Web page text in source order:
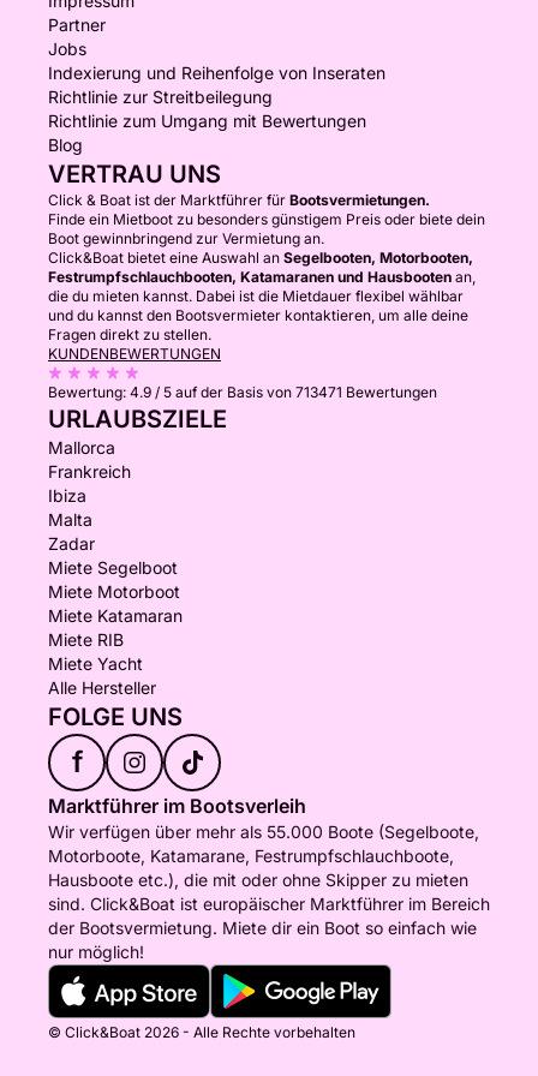
VULCAN 25-kg-Anker - 70 m 10-mm-
Limousinenkette (Klasse 40)
- Handfunkgerät (VHF)
- Elektrische Großsegelwinsch
- PIONEER Bluetooth/USB-Autoradio mit 4
Lautsprechern, davon 2 schaltbare/stummschaltbare
externe Lautsprecher im Cockpit
- 220-V- und USB-Steckdosen
- Optoma HD-Projektor (im Hafen)
AUSRÜSTUNG / SICHERHEIT:
- Elektrisches Nebelhorn
- 3D Tender Doppelrumpf-Aluminium-Beiboot mit 6
Kojen an Davits
- MERCURY EFI 15-PS-Außenbordmotor mit 25-
Liter-Kraftstofftank
- Neues Bugnetz (2023)
- Netze An Bord:
- Selbstaufblasende und Standard-Rettungswesten
- Selbstaufblasende und Standard-
Kinderrettungswesten
- Rettungsleine + Gurtzeug
- EPIRB-Notsender
- Stirnlampe
- Tragbarer Suchscheinwerfer
- Schnorchelausrüstung
OPTIONAL:
- 3 Stand-Up-Paddleboards
- Zweierkajak
- LAG Akustikgitarre
- - - - - - - - - - - - - - - - - - - - - - - - - - - - -
Partner
Jobs
Indexierung und Reihenfolge von Inseraten
Richtlinie zur Streitbeilegung
Richtlinie zum Umgang mit Bewertungen
Blog
VERTRAU UNS
Click & Boat ist der Marktführer für Bootsvermietungen.
Finde ein Mietboot zu besonders günstigem Preis oder biete dein
Boot gewinnbringend zur Vermietung an.
Click&Boat bietet eine Auswahl an Segelbooten, Motorbooten,
Festrumpfschlauchbooten, Katamaranen und Hausbooten an,
die du mieten kannst. Dabei ist die Mietdauer flexibel wählbar
und du kannst den Bootsvermieter kontaktieren, um alle deine
Fragen direkt zu stellen.
KUNDENBEWERTUNGEN
Bewertung: 4.9 / 5 auf der Basis von 713471 Bewertungen
URLAUBSZIELE
Mallorca
Frankreich
Ibiza
Malta
Zadar
Miete Segelboot
Miete Motorboot
Miete Katamaran
Miete RIB
Miete Yacht
Alle Hersteller
FOLGE UNS
f
Marktführer im Bootsverleih
Wir verfügen über mehr als 55.000 Boote (Segelboote,
Motorboote, Katamarane, Festrumpfschlauchboote,
Hausboote etc.), die mit oder ohne Skipper zu mieten
sind. Click&Boat ist europäischer Marktführer im Bereich
der Bootsvermietung. Miete dir ein Boot so einfach wie
nur möglich!
© Click&Boat 2026 - Alle Rechte vorbehalten